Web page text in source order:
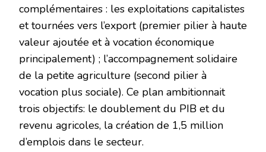
complémentaires : les exploitations capitalistes
et tournées vers l’export (premier pilier à haute
valeur ajoutée et à vocation économique
principalement) ; l’accompagnement solidaire
de la petite agriculture (second pilier à
vocation plus sociale). Ce plan ambitionnait
trois objectifs: le doublement du PIB et du
revenu agricoles, la création de 1,5 million
d’emplois dans le secteur.